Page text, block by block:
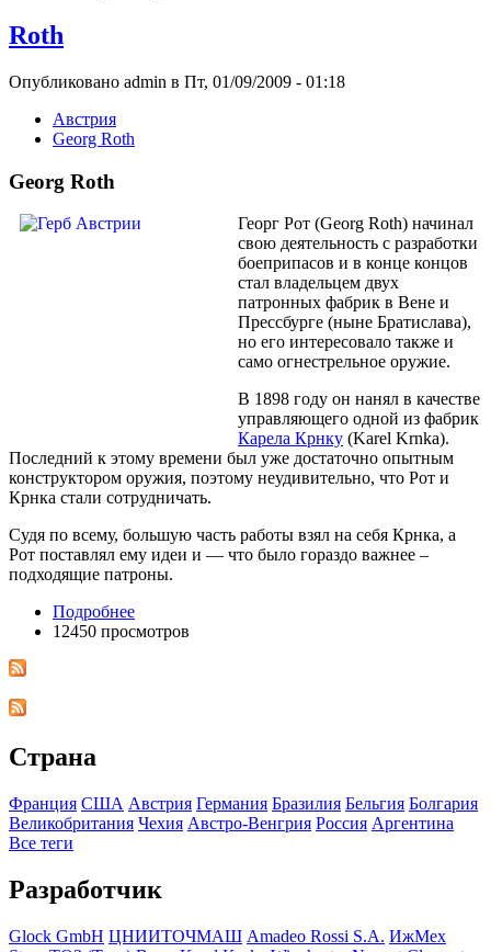
Roth
Опубликовано admin в Пт, 01/09/2009 - 01:18
Австрия
Georg Roth
Georg Roth
Георг Рот (Georg Roth) начинал
свою деятельность с разработки
боеприпасов и в конце концов
стал владельцем двух
патронных фабрик в Вене и
Прессбурге (ныне Братислава),
но его интересовало также и
само огнестрельное оружие.
В 1898 году он нанял в качестве
управляющего одной из фабрик
Карела Крнку (Karel Krnka).
Последний к этому времени был уже достаточно опытным
конструктором оружия, поэтому неудивительно, что Рот и
Крнка стали сотрудничать.
Судя по всему, большую часть работы взял на себя Крнка, а
Рот поставлял ему идеи и — что было гораздо важнее –
подходящие патроны.
Подробнее
12450 просмотров
Страна
Франция США Австрия Германия Бразилия Бельгия Болгария
Великобритания Чехия Австро-Венгрия Росcия Аргентина
Все теги
Разработчик
Glock GmbH ЦНИИТОЧМАШ Amadeo Rossi S.A. ИжМех